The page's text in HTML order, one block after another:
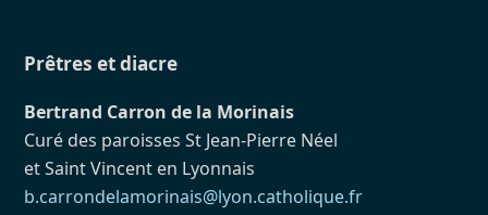
Prêtres et diacre
Bertrand Carron de la Morinais
Curé des paroisses St Jean-Pierre Néel
et Saint Vincent en Lyonnais
b.carrondelamorinais@lyon.catholique.fr